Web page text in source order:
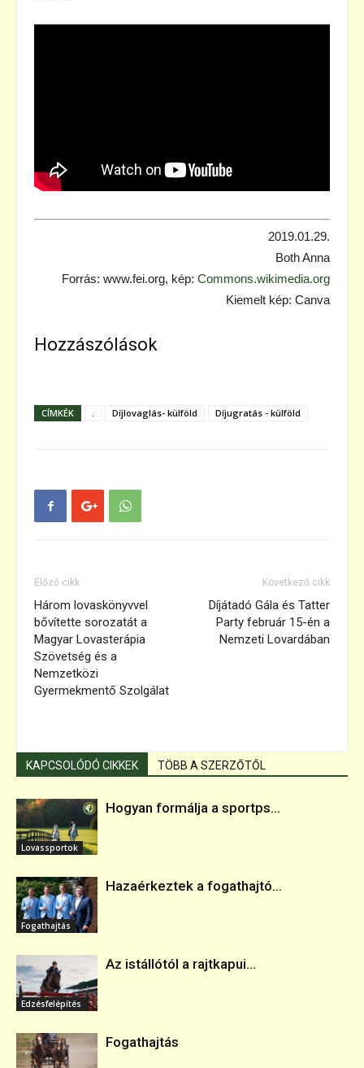
2019.01.29.
Both Anna
Forrás: www.fei.org, kép: Commons.wikimedia.org
Kiemelt kép: Canva
Hozzászólások
CÍMKÉK . Díjlovaglás- külföld Díjugratás - külföld
Előző cikk
Három lovaskönyvvel
bővítette sorozatát a
Magyar Lovasterápia
Szövetség és a
Nemzetközi
Gyermekmentő Szolgálat
Következő cikk
Díjátadó Gála és Tatter
Party február 15-én a
Nemzeti Lovardában
KAPCSOLÓDÓ CIKKEK TÖBB A SZERZŐTŐL
Lovassportok
Hogyan formálja a sportps...
Fogathajtás
Hazaérkeztek a fogathajtó...
Edzésfelépítés
Az istállótól a rajtkapui...
Fogathajtás